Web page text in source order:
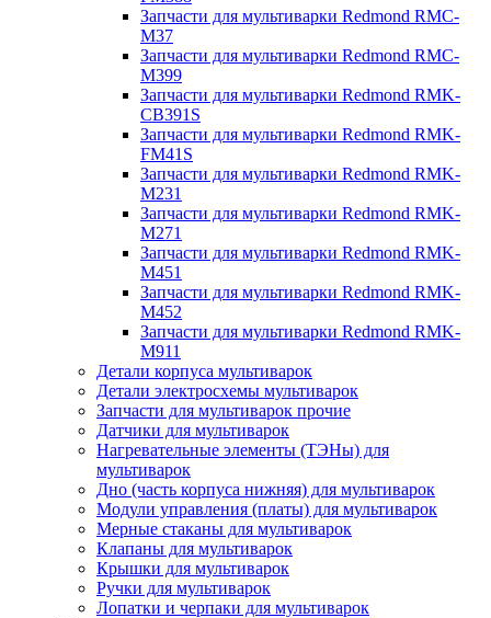
Запчасти для мультиварки Redmond RMC-
M37
Запчасти для мультиварки Redmond RMC-
M399
Запчасти для мультиварки Redmond RMK-
CB391S
Запчасти для мультиварки Redmond RMK-
FM41S
Запчасти для мультиварки Redmond RMK-
M231
Запчасти для мультиварки Redmond RMK-
M271
Запчасти для мультиварки Redmond RMK-
M451
Запчасти для мультиварки Redmond RMK-
M452
Запчасти для мультиварки Redmond RMK-
M911
Детали корпуса мультиварок
Детали электросхемы мультиварок
Запчасти для мультиварок прочие
Датчики для мультиварок
Нагревательные элементы (ТЭНы) для
мультиварок
Дно (часть корпуса нижняя) для мультиварок
Модули управления (платы) для мультиварок
Мерные стаканы для мультиварок
Клапаны для мультиварок
Крышки для мультиварок
Ручки для мультиварок
Лопатки и черпаки для мультиварок